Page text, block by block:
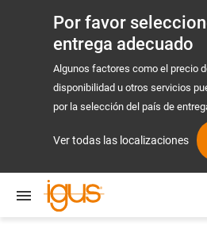
Por favor
entrega adecuado
Algunos factores como el precio
disponibilidad u otros servicios
por la selección del país de
Ver todas las localizaciones